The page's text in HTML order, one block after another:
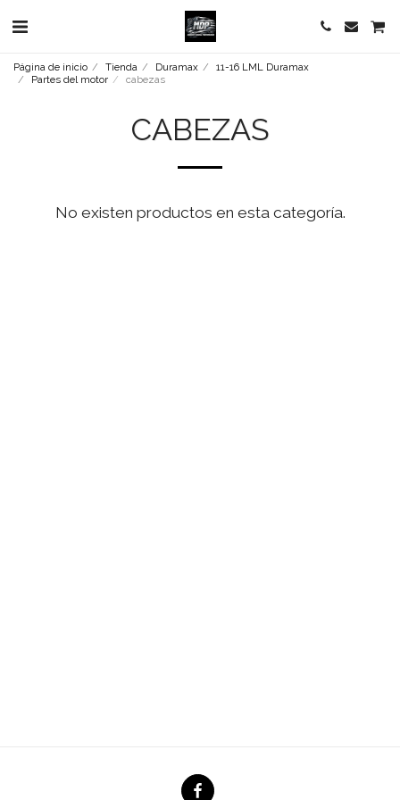
Página de inicio Tienda Duramax
11-16 LML Duramax
Partes del motor
cabezas
CABEZAS
No existen productos en esta categoría.